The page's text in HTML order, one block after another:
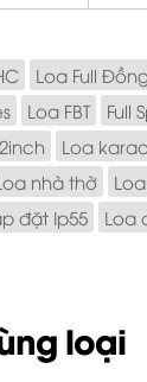
Loa Full
Loa FBT Full
Loa
nhà thờ
đặt Ip55 Loa
loại